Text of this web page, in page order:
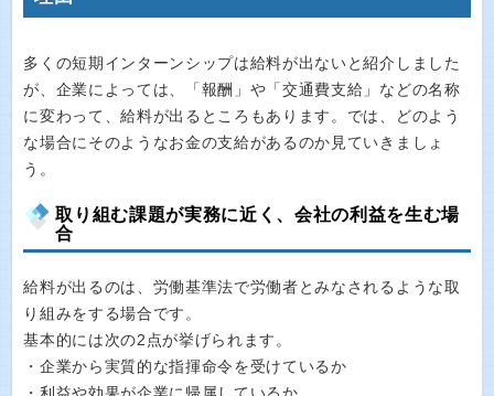
多くの短期インターンシップは給料が出ないと紹介しました
が、企業によっては、「報酬」や「交通費支給」などの名称
に変わって、給料が出るところもあります。では、どのよう
な場合にそのようなお金の支給があるのか見ていきましょ
う。
取り組む課題が実務に近く、会社の利益を生む場
合
給料が出るのは、労働基準法で労働者とみなされるような取
り組みをする場合です。
基本的には次の2点が挙げられます。
・企業から実質的な指揮命令を受けているか